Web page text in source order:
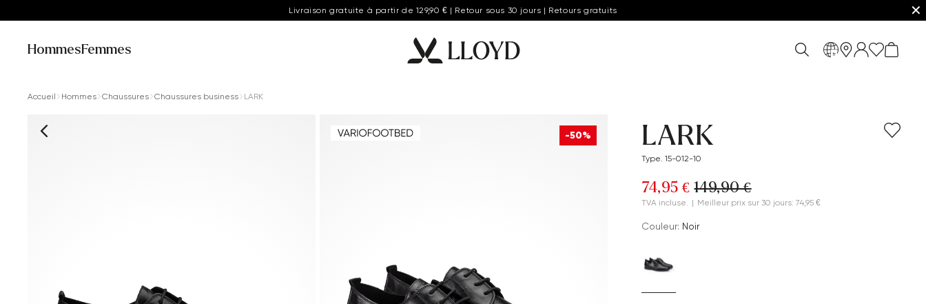
Livraison gratuite à partir de 129,90 € | Retour sous 30 jours | Retours gratuits ✕
HommesFemmes fr
Accueil Hommes Chaussures Chaussures business LARK
-50% LARK
Type. 15-012-10
74,95 € 149,90 €
TVA incluse. | Meilleur prix sur 30 jours: 74,95 €
Couleur: Noir